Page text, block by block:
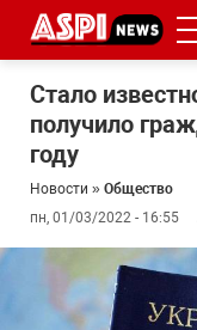
Стало
получило
году
Новости » Общество
пн, 01/03/2022 - 16:55
#боротьба
корупцією